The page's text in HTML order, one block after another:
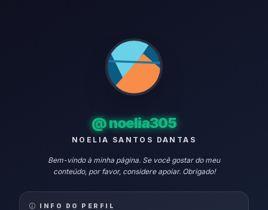
@noelia305
NOELIA SANTOS DANTAS
Bem-vindo à minha página. Se você gostar do meu
conteúdo, por favor, considere apoiar. Obrigado!
INFO DO PERFIL